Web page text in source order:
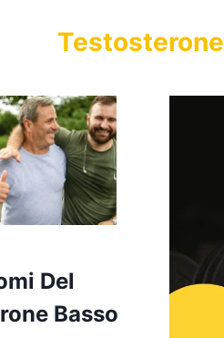
Testosterone
Del
Basso